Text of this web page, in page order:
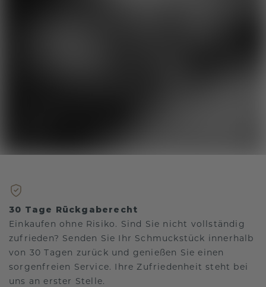
30 Tage Rückgaberecht
Einkaufen ohne Risiko. Sind Sie nicht vollständig
zufrieden? Senden Sie Ihr Schmuckstück innerhalb
von 30 Tagen zurück und genießen Sie einen
sorgenfreien Service. Ihre Zufriedenheit steht bei
uns an erster Stelle.